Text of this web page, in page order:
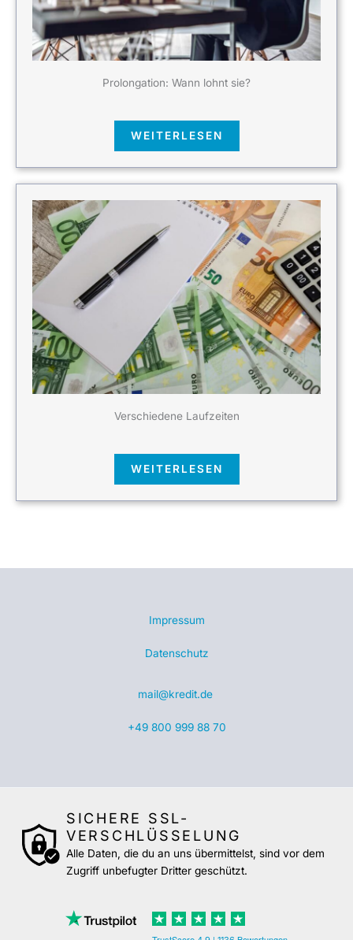
Prolongation: Wann lohnt sie?
WEITERLESEN
Verschiedene Laufzeiten
WEITERLESEN
Impressum
Datenschutz
mail@kredit.de
+49 800 999 88 70
SICHERE SSL-
VERSCHLÜSSELUNG
Alle Daten, die du an uns übermittelst, sind vor dem
Zugriff unbefugter Dritter geschützt.